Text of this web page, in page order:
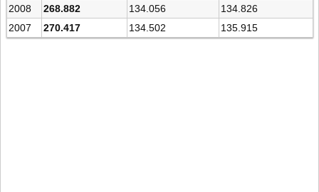
2008
268.882 134.056
134.826
2007
270.417 134.502 135.915